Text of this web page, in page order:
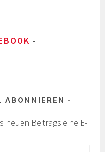
ABONNIEREN
neuen Beitrags eine E-